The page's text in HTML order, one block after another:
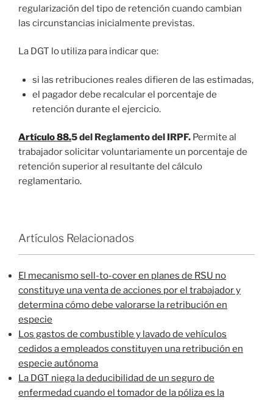
regularización del tipo de retención cuando cambian
las circunstancias inicialmente previstas.
La DGT lo utiliza para indicar que:
si las retribuciones reales difieren de las estimadas,
el pagador debe recalcular el porcentaje de
retención durante el ejercicio.
Artículo 88.5 del Reglamento del IRPF. Permite al
trabajador solicitar voluntariamente un porcentaje de
retención superior al resultante del cálculo
reglamentario.
Artículos Relacionados
El mecanismo sell-to-cover en planes de RSU no
constituye una venta de acciones por el trabajador y
determina cómo debe valorarse la retribución en
especie
Los gastos de combustible y lavado de vehículos
cedidos a empleados constituyen una retribución en
especie autónoma
La DGT niega la deducibilidad de un seguro de
enfermedad cuando el tomador de la póliza es la